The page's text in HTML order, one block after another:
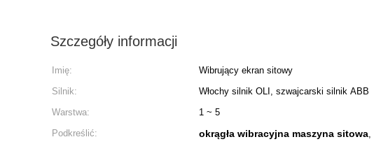
Szczegóły informacji
Imię: Wibrujący ekran sitowy
Silnik:
Włochy silnik OLI, szwajcarski silnik ABB
Warstwa:
1 ~ 5
Podkreślić:
okrągła wibracyjna maszyna sitowa,